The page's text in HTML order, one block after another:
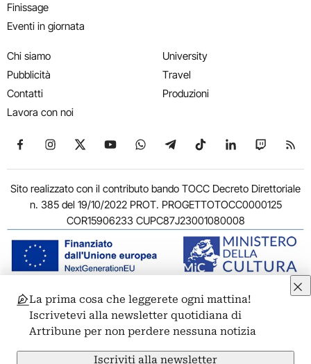
Finissage
Eventi in giornata
Chi siamo
Pubblicità
Contatti
Lavora con noi
University
Travel
Produzioni
Seguici su Facebook
Seguici su Instagram
Seguici su X
Seguici su YouTube
Seguici su WhatsApp
Seguici su Telegram
Seguici su TikTok
Seguici su
Seguici
Sito realizzato con il contributo bando TOCC Decreto Direttoriale
n. 385 del 19/10/2022 PROT. PROGETTOTOCC0000125
COR15906233 CUPC87J23001080008
© 2011-2026 ARTRIBUNE srl – Corso Vittorio Emanuele II, 287 –
00186 Roma - P.I. 11381581005
Privacy: Responsabile della protezione dei dati personali
ARTRIBUNE srl – Corso Vittorio Emanuele II, 287 – 00186 Roma
La prima cosa che leggerete ogni mattina!
Iscrivetevi alla newsletter quotidiana di
Artribune per non perdere nessuna notizia
Iscriviti alla newsletter